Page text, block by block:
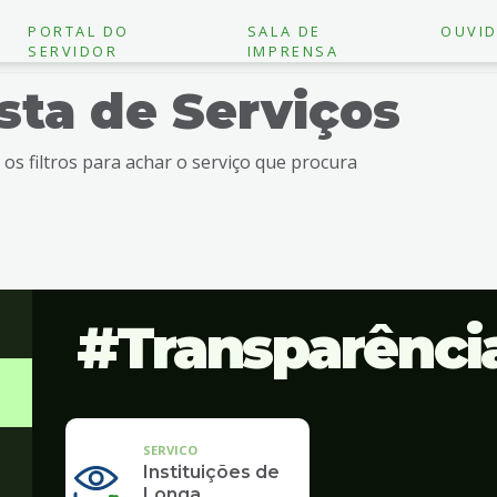
PORTAL DO
SERVIDOR
SALA DE
IMPRENSA
de Serviços
os filtros para achar o serviço que procura
SERVICO
Instituições de